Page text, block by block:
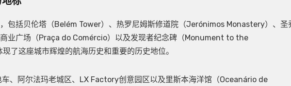
包括贝伦塔（Belém Tower）、热罗尼姆斯修道院（Jerónimos Monastery）、圣
业广场（Praça do Comércio）以及发现者纪念碑（Monument to the
了这座城市辉煌的航海历史和重要的历史地位。
、阿尔法玛老城区、LX Factory创意园区以及里斯本海洋馆（Oceanário de